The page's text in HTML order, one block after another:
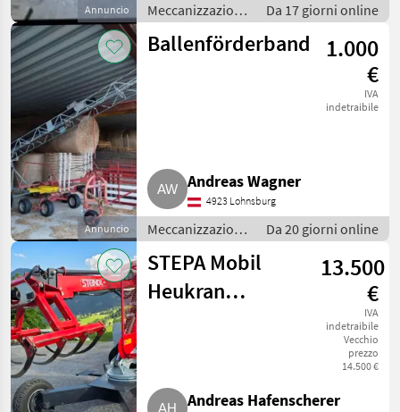
Annuncio
Meccanizzazione
interna /
Fienagione
Da 17 giorni online
Annuncio
Ballenförderband
1.000
€
IVA
indetraibile
Andreas Wagner
4923 Lohnsburg
Meccanizzazione
interna /
Fienagione
Da 20 giorni online
STEPA Mobil
Heukran
13.500
€
IVA
indetraibile
Vecchio
prezzo
14.500 €
Andreas Hafenscherer